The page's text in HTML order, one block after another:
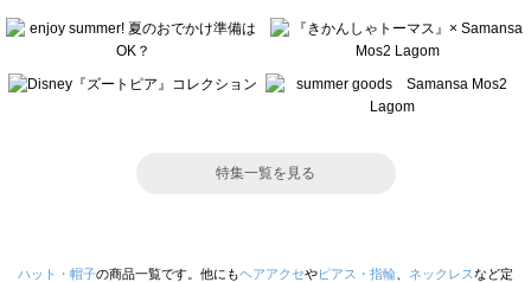
特集一覧を見る
ハット・帽子の商品一覧です。他にもヘアアクセやピアス・指輪 ネックレスなど定